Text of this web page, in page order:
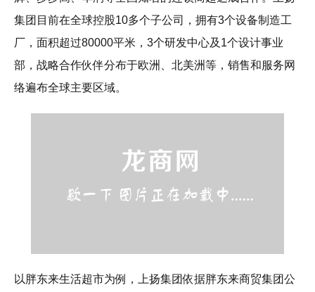
集团目前在全球控股10多个子公司，拥有3个设备制造工
厂，面积超过80000平米，3个研发中心及1个设计事业
部，战略合作伙伴分布于欧洲、北美洲等，销售和服务网
络遍布全球主要区域。
以胖东来生活超市为例，上扬集团依据胖东来商贸集团公